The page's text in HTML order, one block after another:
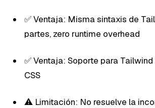
✅ Ventaja: Misma sintaxis de
partes, zero runtime overhead
✅ Ventaja: Soporte para
CSS
⚠️ Limitación: No resuelve la